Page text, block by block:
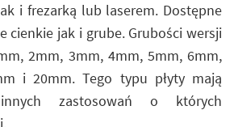
i frezarką lub laserem. Dostępne
cienkie jak i grube. Grubości wersji
2mm, 3mm, 4mm, 5mm, 6mm,
i 20mm. Tego typu płyty mają
zastosowań o których